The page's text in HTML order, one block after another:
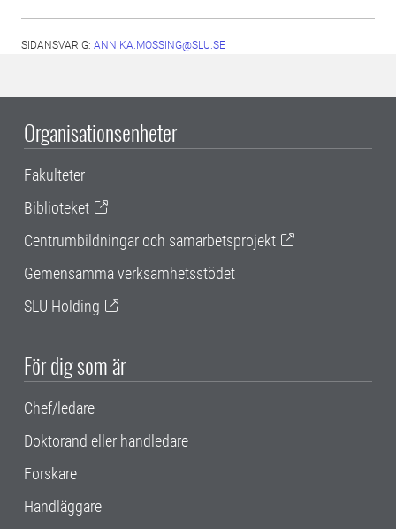
SIDANSVARIG: ANNIKA.MOSSING@SLU.SE
Organisationsenheter
Fakulteter
Biblioteket
Centrumbildningar och samarbetsprojekt
Gemensamma verksamhetsstödet
SLU Holding
För dig som är
Chef/ledare
Doktorand eller handledare
Forskare
Handläggare